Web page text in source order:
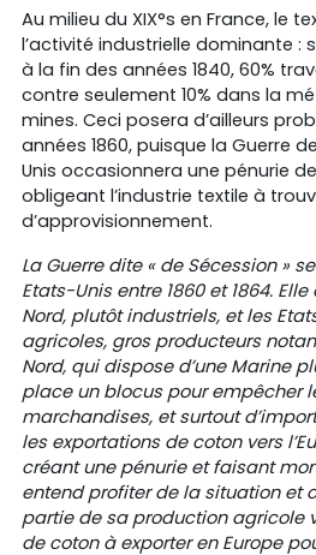
Au milieu du XIX°s en France, le
l’activité industrielle dominante :
à la fin des années 1840, 60%
contre seulement 10% dans la
mines. Ceci posera d’ailleurs
années 1860, puisque la Guerre
Unis occasionnera une pénurie
obligeant l’industrie textile à
d’approvisionnement.
La Guerre dite « de Sécession »
Etats-Unis entre 1860 et 1864.
Nord, plutôt industriels, et les
agricoles, gros producteurs
Nord, qui dispose d’une Marine
place un blocus pour empêcher
marchandises, et surtout
les exportations de coton vers
créant une pénurie et faisant
entend profiter de la situation et
partie de sa production agricole
de coton à exporter en Europe